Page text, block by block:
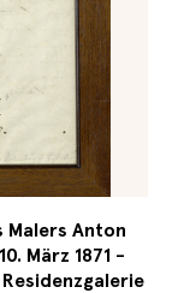
Anton
März 1871 -